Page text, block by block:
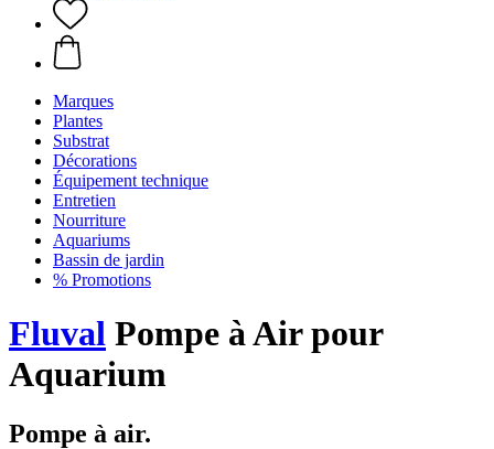
Marques
Plantes
Substrat
Décorations
Équipement technique
Entretien
Nourriture
Aquariums
Bassin de jardin
% Promotions
Fluval Pompe à Air pour
Aquarium
Pompe à air.